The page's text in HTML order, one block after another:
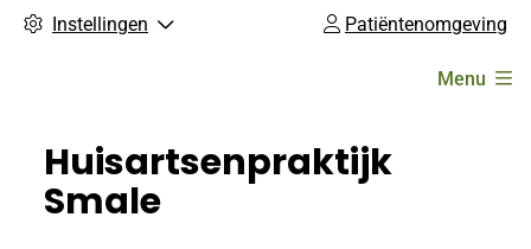
Instellingen Patiëntenomgeving
Menu
Huisartsenpraktijk
Smale